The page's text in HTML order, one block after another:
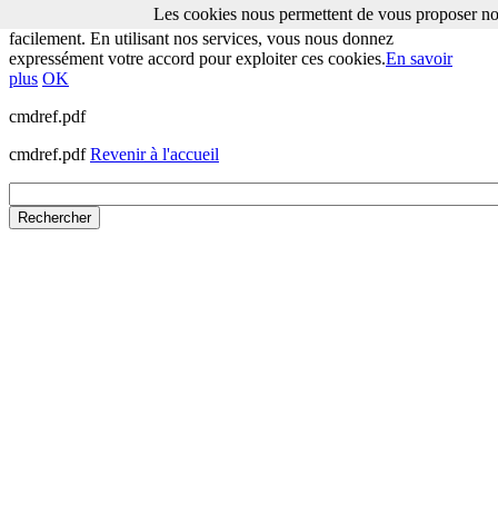
Les cookies nous permettent de vous proposer nos services plus
facilement. En utilisant nos services, vous nous donnez
expressément votre accord pour exploiter ces cookies.En savoir
plus OK
cmdref.pdf
cmdref.pdfRevenir à l'accueil
Les cookies nous permettent de vous proposer